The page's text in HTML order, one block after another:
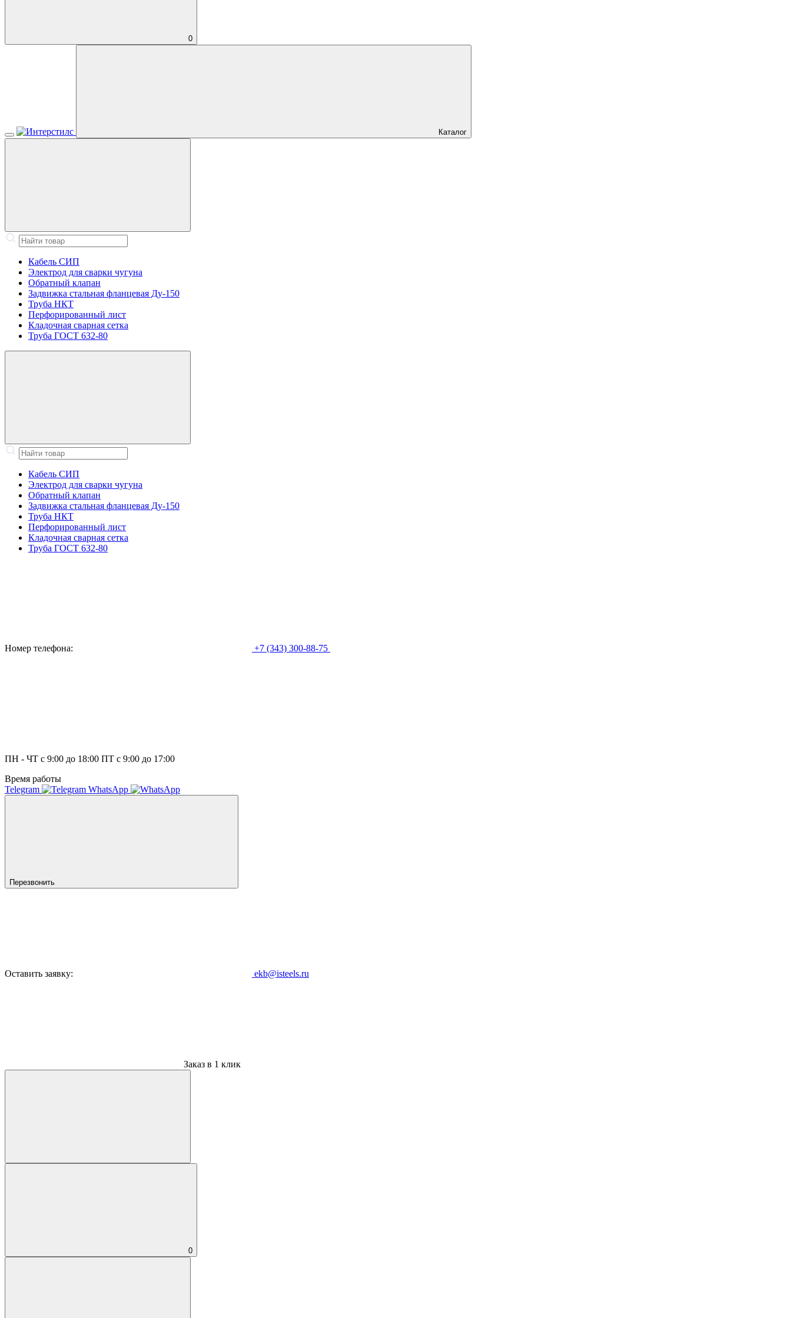
0
Каталог
Кабель СИП
Электрод для сварки чугуна
Обратный клапан
Задвижка стальная фланцевая Ду-150
Труба НКТ
Перфорированный лист
Кладочная сварная сетка
Труба ГОСТ 632-80
Кабель СИП
Электрод для сварки чугуна
Обратный клапан
Задвижка стальная фланцевая Ду-150
Труба НКТ
Перфорированный лист
Кладочная сварная сетка
Труба ГОСТ 632-80
Номер телефона: +7 (343) 300-88-75
ПН - ЧТ с 9:00 до 18:00 ПТ с 9:00 до 17:00
Время работы
Telegram
WhatsApp
Перезвонить
Оставить заявку: ekb@isteels.ru
Заказ в 1 клик
0